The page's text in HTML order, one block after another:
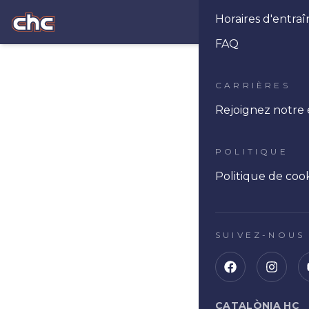
Horaires
FAQ
CARRIÈRES
Rejoignez notre
POLITIQUE
Politique de
SUIVEZ-NOUS
CATALÒNIA HC